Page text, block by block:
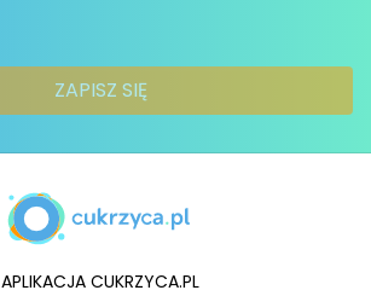
APLIKACJA CUKRZYCA.PL